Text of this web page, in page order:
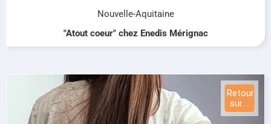
Nouvelle-Aquitaine
"Atout coeur" chez Enedis Mérignac